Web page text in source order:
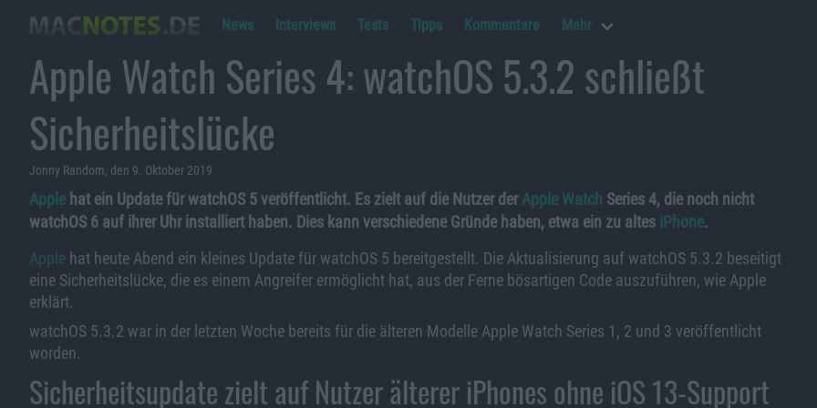
News Interviews Tests Tipps Kommentare Mehr
Apple Watch Series 4: watchOS 5.3.2 schließt
Sicherheitslücke
Jonny Random, den 9. Oktober 2019
Apple hat ein Update für watchOS 5 veröffentlicht. Es zielt auf die Nutzer derApple Watch Series 4, die noch nicht
watchOS 6 auf ihrer Uhr installiert haben. Dies kann verschiedene Gründe haben, etwa ein zu altes iPhone.
Apple hat heute Abend ein kleines Update für watchOS 5 bereitgestellt. Die Aktualisierung auf watchOS 5.3.2 beseitigt
eine Sicherheitslücke, die es einem Angreifer ermöglicht hat, aus der Ferne bösartigen Code auszuführen, wie Apple
erklärt.
watchOS 5.3.2 war in der letzten Woche bereits für die älteren Modelle Apple Watch Series 1, 2 und 3 veröffentlicht
worden.
Sicherheitsupdate zielt auf Nutzer älterer iPhones ohne iOS 13-Support